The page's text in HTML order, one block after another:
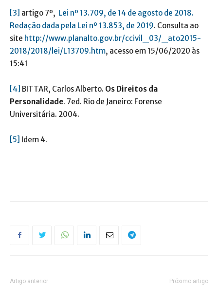
[3] artigo 7º, Lei nº 13.709, de 14 de agosto de 2018.
Redação dada pela Lei nº 13.853, de 2019. Consulta ao
site http://www.planalto.gov.br/ccivil_03/_ato2015-
2018/2018/lei/L13709.htm, acesso em 15/06/2020 às
15:41
[4] BITTAR, Carlos Alberto. Os Direitos da
Personalidade. 7ed. Rio de Janeiro: Forense
Universitária. 2004.
[5] Idem 4.
Artigo anterior Próximo artigo